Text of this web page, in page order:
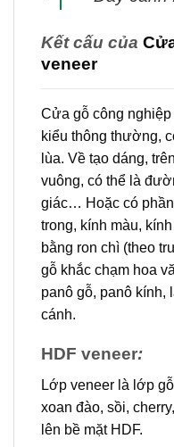
Kết cấu của
veneer
Cửa gỗ công
kiểu thông thường,
lùa. Về tạo dáng,
vuông, có thể là
giác… Hoặc có
trong, kính màu,
bằng ron chì (theo
gỗ khắc chạm hoa
panô gỗ, panô kính,
cánh.
HDF veneer:
Lớp veneer là lớp
xoan đào, sồi,
lên bề mặt HDF.